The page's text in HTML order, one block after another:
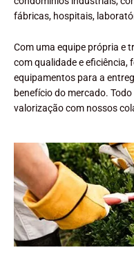
fábricas, hospitais,
Com uma equipe própria e
com qualidade e eficiência,
equipamentos para a
benefício do mercado.
valorização com nossos